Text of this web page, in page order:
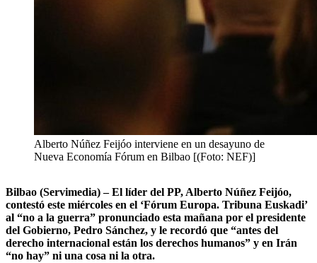
Alberto Núñez Feijóo interviene en un desayuno de
Nueva Economía Fórum en Bilbao [(Foto: NEF)]
Bilbao (Servimedia) – El líder del PP, Alberto Núñez Feijóo,
contestó este miércoles en el ‘Fórum Europa. Tribuna Euskadi’
al “no a la guerra” pronunciado esta mañana por el presidente
del Gobierno, Pedro Sánchez, y le recordó que “antes del
derecho internacional están los derechos humanos” y en Irán
“no hay” ni una cosa ni la otra.